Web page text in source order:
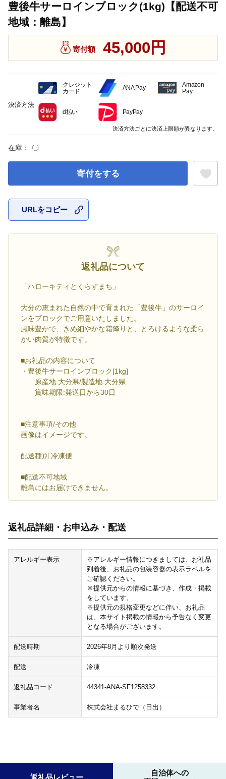
豊後牛サーロインブロック(1kg)【配送不可
地域：離島】
寄付額 45,000円
在庫： 〇
寄付をする
URLをコピー
返礼品について
「ハローキティとくらすまち」
大分の恵まれた自然の中で育まれた「豊後牛」のサーロイ
ンをブロックでご用意いたしました。
風味豊かで、きめ細やかな霜降りと、とろけるような柔ら
かい肉質が特徴です。
■お礼品の内容について
・豊後牛サーロインブロック[1kg]
原産地:大分県/製造地:大分県
賞味期限:発送日から30日
■注意事項/その他
画像はイメージです。
配送種別:冷凍便
■配送不可地域
離島にはお届けできません。
返礼品詳細・お申込み・配送
アレルギー表示
※アレルギー情報につきましては、お礼品
到着後、お礼品の包装容器の表示ラベルを
ご確認ください。
※提供元からの情報に基づき、作成・掲載
をしています。
※提供元の規格変更などに伴い、お礼品
は、本サイト掲載の情報から予告なく変更
となる場合がございます。
配送時期 2026年8月より順次発送
配送 冷凍
返礼品コード 44341-ANA-SF1258332
事業者名 株式会社まるひで（日出）
決済方法
クレジット
カード
ANA Pay
Amazon
Pay
d払い PayPay
決済方法ごとに決済上限額が異なります。
自治体への